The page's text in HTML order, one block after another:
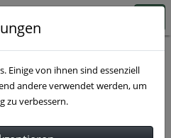
Einige von ihnen sind essenziell
andere verwendet werden, um
zu verbessern.